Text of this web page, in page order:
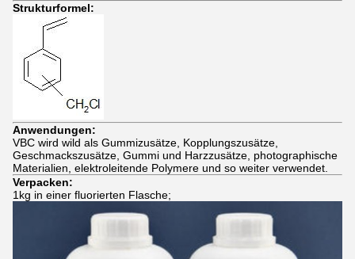
Strukturformel:
Anwendungen:
VBC wird wild als Gummizusätze, Kopplungszusätze,
Geschmackszusätze, Gummi und Harzzusätze, photographische
Materialien, elektroleitende Polymere und so weiter verwendet.
Verpacken:
1kg in einer fluorierten Flasche;